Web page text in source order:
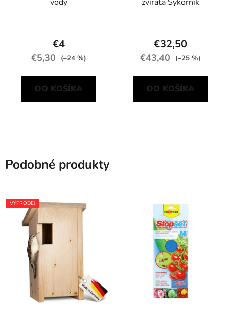
€4
€5,30 (–24 %)
DO KOŠÍKA
€32,50
€43,40 (–25 %)
DO KOŠÍKA
Podobné produkty
VÝPRODEJ